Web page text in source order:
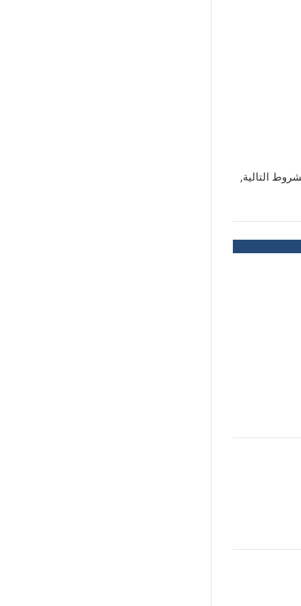
التالية,